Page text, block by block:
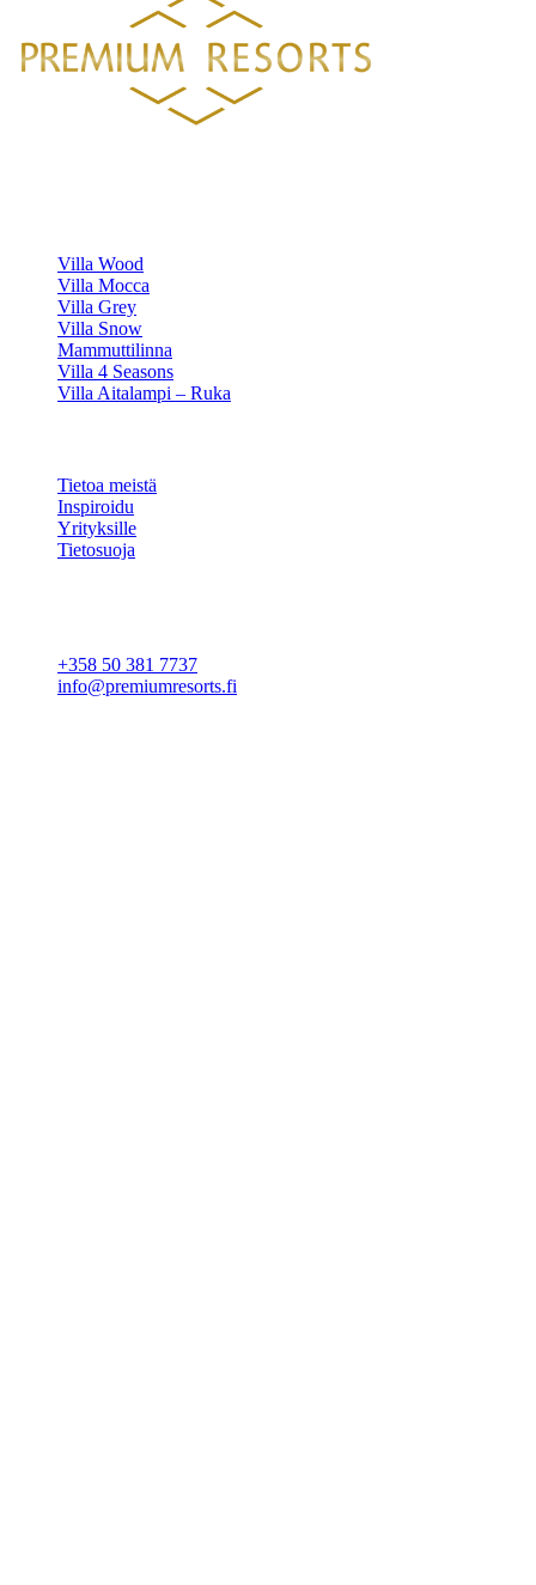
Villa Wood
Villa Mocca
Villa Grey
Villa Snow
Mammuttilinna
Villa 4 Seasons
Villa Aitalampi – Ruka
Tietoa meistä
Inspiroidu
Yrityksille
Tietosuoja
+358 50 381 7737
info@premiumresorts.fi